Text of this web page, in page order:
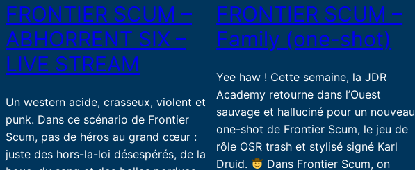
FRONTIER SCUM –
ABHORRENT SIX –
LIVE STREAM
Un western acide, crasseux, violent et
punk. Dans ce scénario de Frontier
Scum, pas de héros au grand cœur :
juste des hors-la-loi désespérés, de la
FRONTIER SCUM –
Family (one-shot)
Yee haw ! Cette semaine, la JDR
Academy retourne dans l’Ouest
sauvage et halluciné pour un nouveau
one-shot de Frontier Scum, le jeu de
rôle OSR trash et stylisé signé Karl
Druid.
Dans Frontier Scum, on